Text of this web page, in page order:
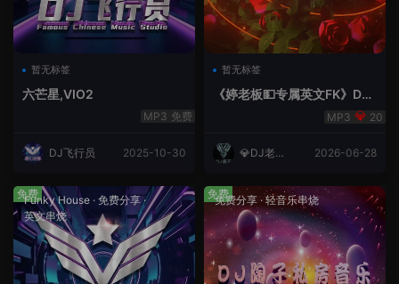
暂无标签
六芒星,VIO2
免费
DJ飞行员 2025-10-30
暂无标签
《婷老板💵专属英文FK》DJ
20
💎DJ老王
2026-06-28
Funky House · 免费分享·
英文串烧
免费 免费分享 ·轻音乐串烧
免费